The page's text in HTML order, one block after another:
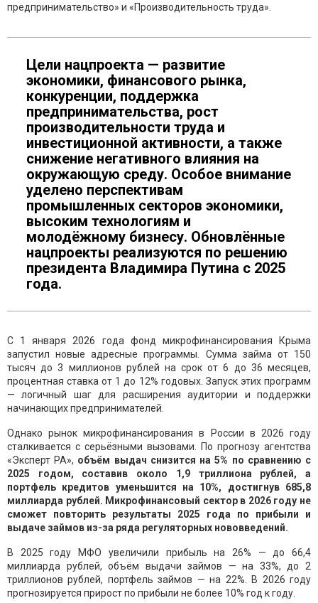
предпринимательство» и «Производительность труда».
Цели нацпроекта — развитие
экономики, финансового рынка,
конкуренции, поддержка
предпринимательства, рост
производительности труда и
инвестиционной активности, а также
снижение негативного влияния на
окружающую среду. Особое внимание
уделено перспективам
промышленных секторов экономики,
высоким технологиям и
молодёжному бизнесу. Обновлённые
нацпроекты реализуются по решению
президента Владимира Путина с 2025
года.
С 1 января 2026 года фонд микрофинансирования Крыма
запустил новые адресные программы. Сумма займа от 150
тысяч до 3 миллионов рублей на срок от 6 до 36 месяцев,
процентная ставка от 1 до 12% годовых. Запуск этих программ
— логичный шаг для расширения аудитории и поддержки
начинающих предпринимателей.
Однако рынок микрофинансирования в России в 2026 году
сталкивается с серьёзными вызовами. По прогнозу агентства
«Эксперт РА», объём выдач снизится на 5% по сравнению с
2025 годом, составив около 1,9 триллиона рублей, а
портфель кредитов уменьшится на 10%, достигнув 685,8
миллиарда рублей. Микрофинансовый сектор в 2026 году не
сможет повторить результаты 2025 года по прибыли и
выдаче займов из-за ряда регуляторных нововведений.
В 2025 году МФО увеличили прибыль на 26% — до 66,4
миллиарда рублей, объём выдачи займов — на 33%, до 2
триллионов рублей, портфель займов — на 22%. В 2026 году
прогнозируется прирост по прибыли не более 10% год к году.